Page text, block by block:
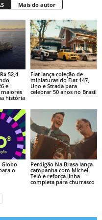
Mais do autor
52,4
e
história
Fiat lança coleção de
miniaturas do Fiat 147,
Uno e Strada para
celebrar 50 anos no Brasil
Globo
o
Perdigão Na Brasa lança
campanha com Michel
Teló e reforça linha
completa para churrasco